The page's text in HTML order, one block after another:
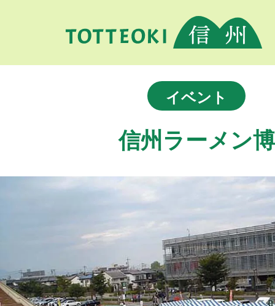
イベント
信州ラーメン博